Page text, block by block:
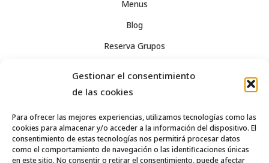
Gestionar el consentimiento
de las cookies
Para ofrecer las mejores experiencias, utilizamos tecnologías como las
cookies para almacenar y/o acceder a la información del dispositivo. El
consentimiento de estas tecnologías nos permitirá procesar datos
como el comportamiento de navegación o las identificaciones únicas
en este sitio. No consentir o retirar el consentimiento, puede afectar
Menus
Blog
Reserva Grupos
Legal Notice
Términos y condiciones de venta
Política de cookies (UE)